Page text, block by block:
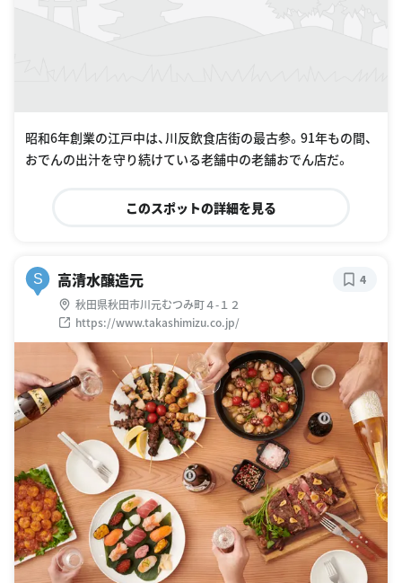
昭和6年創業の江戸中は、川反飲食店街の最古参。91年もの間、
おでんの出汁を守り続けている老舗中の老舗おでん店だ。
このスポットの詳細を見る
S 高清水醸造元
秋田県秋田市川元むつみ町４-１２
https://www.takashimizu.co.jp/
4